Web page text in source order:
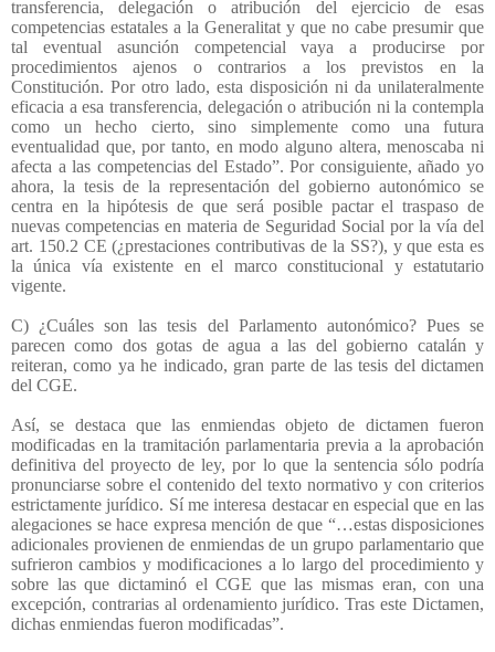
transferencia, delegación o atribución del ejercicio de esas
competencias estatales a la Generalitat y que no cabe presumir que
tal eventual asunción competencial vaya a producirse por
procedimientos ajenos o contrarios a los previstos en la
Constitución. Por otro lado, esta disposición ni da unilateralmente
eficacia a esa transferencia, delegación o atribución ni la contempla
como un hecho cierto, sino simplemente como una futura
eventualidad que, por tanto, en modo alguno altera, menoscaba ni
afecta a las competencias del Estado”. Por consiguiente, añado yo
ahora, la tesis de la representación del gobierno autonómico se
centra en la hipótesis de que será posible pactar el traspaso de
nuevas competencias en materia de Seguridad Social por la vía del
art. 150.2 CE (¿prestaciones contributivas de la SS?), y que esta es
la única vía existente en el marco constitucional y estatutario
vigente.
C) ¿Cuáles son las tesis del Parlamento autonómico? Pues se
parecen como dos gotas de agua a las del gobierno catalán y
reiteran, como ya he indicado, gran parte de las tesis del dictamen
del CGE.
Así, se destaca que las enmiendas objeto de dictamen fueron
modificadas en la tramitación parlamentaria previa a la aprobación
definitiva del proyecto de ley, por lo que la sentencia sólo podría
pronunciarse sobre el contenido del texto normativo y con criterios
estrictamente jurídico. Sí me interesa destacar en especial que en las
alegaciones se hace expresa mención de que “…estas disposiciones
adicionales provienen de enmiendas de un grupo parlamentario que
sufrieron cambios y modificaciones a lo largo del procedimiento y
sobre las que dictaminó el CGE que las mismas eran, con una
excepción, contrarias al ordenamiento jurídico. Tras este Dictamen,
dichas enmiendas fueron modificadas”.